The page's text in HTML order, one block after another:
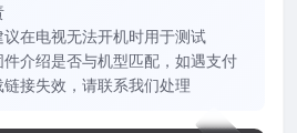
在电视无法开机时用于测试
介绍是否与机型匹配，如遇支付
接失效，请联系我们处理